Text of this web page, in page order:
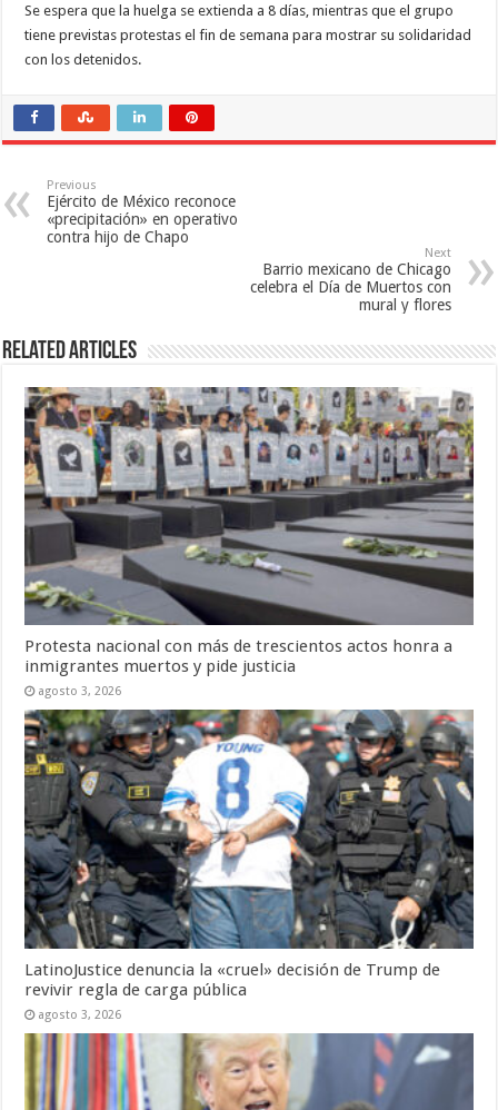
Se espera que la huelga se extienda a 8 días, mientras que el grupo
tiene previstas protestas el fin de semana para mostrar su solidaridad
con los detenidos.
Previous
Ejército de México reconoce
«precipitación» en operativo
contra hijo de Chapo
Next
Barrio mexicano de Chicago
celebra el Día de Muertos con
mural y flores
Related Articles
Protesta nacional con más de trescientos actos honra a
inmigrantes muertos y pide justicia
agosto 3, 2026
LatinoJustice denuncia la «cruel» decisión de Trump de
revivir regla de carga pública
agosto 3, 2026